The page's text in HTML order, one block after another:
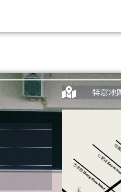
特寫地